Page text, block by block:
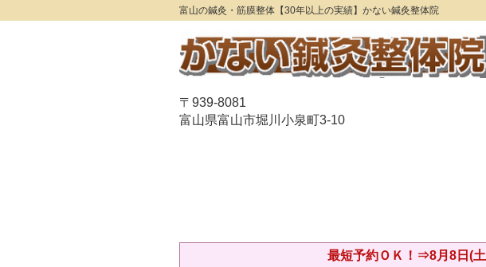
富山の鍼灸・筋膜整体【30年以上の実績】かない鍼灸整体院
〒939-8081
富山県富山市堀川小泉町3-10
最短予約ＯＫ！⇒8月8日(